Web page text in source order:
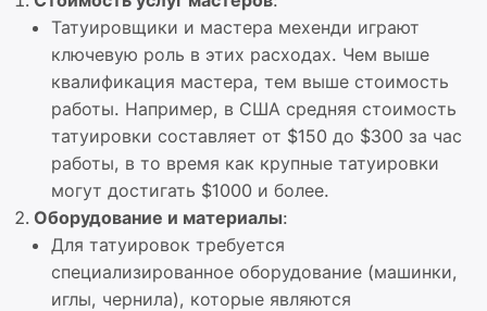
Татуировщики и мастера мехенди играют
ключевую роль в этих расходах. Чем выше
квалификация мастера, тем выше стоимость
работы. Например, в США средняя стоимость
татуировки составляет от $150 до $300 за час
работы, в то время как крупные татуировки
могут достигать $1000 и более.
Оборудование и материалы:
Для татуировок требуется
специализированное оборудование (машинки,
иглы, чернила), которые являются